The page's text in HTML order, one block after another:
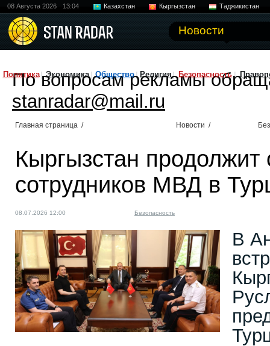
08 Августа 2026 13:04 Казахстан Кыргызстан Таджикистан
Новости
Политика Экономика Общество Религия Безопасность
По вопросам рекламы
stanradar@mail.ru
Главная страница / Новости /
Кыргызстан продолжит
сотрудников МВД в
08.07.2026 12:00 Безопасность
В